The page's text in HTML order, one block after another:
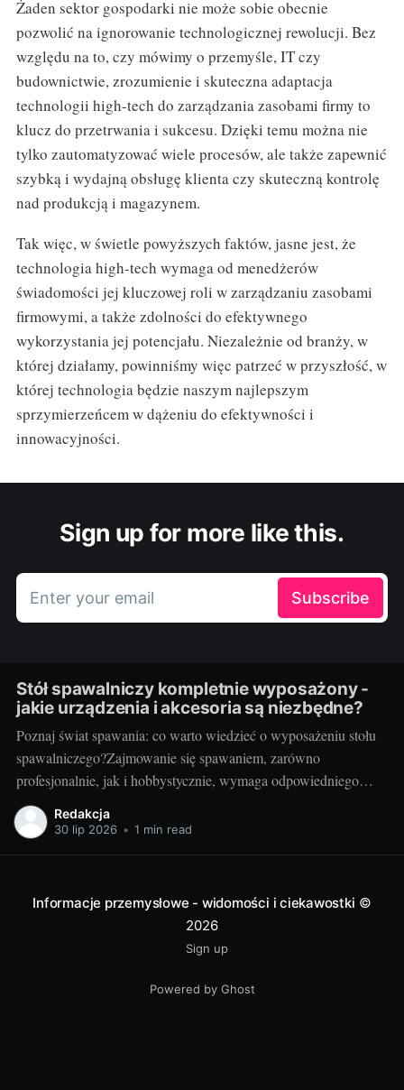
Żaden sektor gospodarki nie może sobie obecnie
pozwolić na ignorowanie technologicznej rewolucji. Bez
względu na to, czy mówimy o przemyśle, IT czy
budownictwie, zrozumienie i skuteczna adaptacja
technologii high-tech do zarządzania zasobami firmy to
klucz do przetrwania i sukcesu. Dzięki temu można nie
tylko zautomatyzować wiele procesów, ale także zapewnić
szybką i wydajną obsługę klienta czy skuteczną kontrolę
nad produkcją i magazynem.
Tak więc, w świetle powyższych faktów, jasne jest, że
technologia high-tech wymaga od menedżerów
świadomości jej kluczowej roli w zarządzaniu zasobami
firmowymi, a także zdolności do efektywnego
wykorzystania jej potencjału. Niezależnie od branży, w
której działamy, powinniśmy więc patrzeć w przyszłość, w
której technologia będzie naszym najlepszym
sprzymierzeńcem w dążeniu do efektywności i
innowacyjności.
Sign up for more like this.
Enter your email Subscribe
Stół spawalniczy kompletnie wyposażony -
jakie urządzenia i akcesoria są niezbędne?
Poznaj świat spawania: co warto wiedzieć o wyposażeniu stołu
spawalniczego?Zajmowanie się spawaniem, zarówno
profesjonalnie, jak i hobbystycznie, wymaga odpowiedniego
wyposażenia stołu spawalniczego. Wybór odpowiednich
akcesoriów jest kluczowy dla wydajności i bezpieczeństwa
Przyjrzyjmy się niektórym elementom.
Redakcja
30 lip 2026 • 1 min read
Informacje przemysłowe - widomości i ciekawostki ©
2026
Sign up
Powered by Ghost